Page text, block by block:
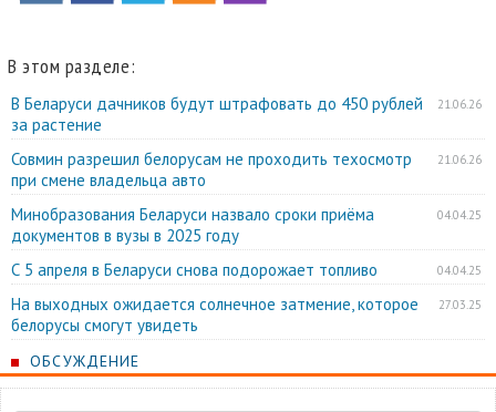
В этом разделе:
21.06.26
В Беларуси дачников будут штрафовать до 450 рублей
за растение
21.06.26
Совмин разрешил белорусам не проходить техосмотр
при смене владельца авто
04.04.25
Минобразования Беларуси назвало сроки приёма
документов в вузы в 2025 году
04.04.25
С 5 апреля в Беларуси снова подорожает топливо
27.03.25
На выходных ожидается солнечное затмение, которое
белорусы смогут увидеть
ОБСУЖДЕНИЕ